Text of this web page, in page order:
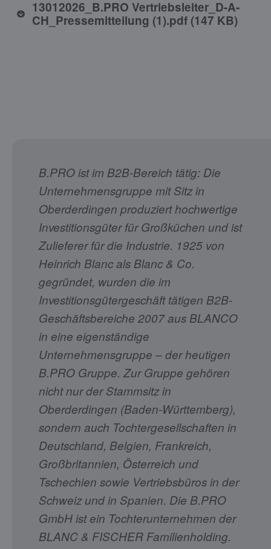
13012026_B.PRO Vertriebsleiter_D-A-
CH_Pressemitteilung (1).pdf(147 KB)
B.PRO ist im B2B-Bereich tätig: Die
Unternehmensgruppe mit Sitz in
Oberderdingen produziert hochwertige
Investitionsgüter für Großküchen und ist
Zulieferer für die Industrie. 1925 von
Heinrich Blanc als Blanc & Co.
gegründet, wurden die im
Investitionsgütergeschäft tätigen B2B-
Geschäftsbereiche 2007 aus BLANCO
in eine eigenständige
Unternehmensgruppe – der heutigen
B.PRO Gruppe. Zur Gruppe gehören
nicht nur der Stammsitz in
Oberderdingen (Baden-Württemberg),
sondern auch Tochtergesellschaften in
Deutschland, Belgien, Frankreich,
Großbritannien, Österreich und
Tschechien sowie Vertriebsbüros in der
Schweiz und in Spanien. Die B.PRO
GmbH ist ein Tochterunternehmen der
BLANC & FISCHER Familienholding.